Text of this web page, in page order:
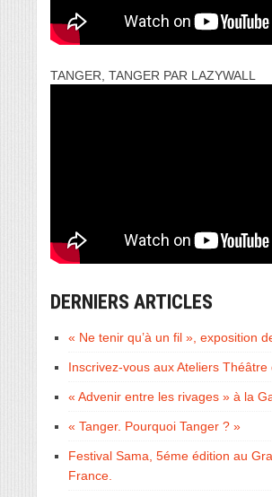
TANGER, TANGER PAR LAZYWALL
DERNIERS ARTICLES
« Ne tenir qu’à un fil », exposition
Inscrivez-vous aux Ateliers Théâtre
« Advenir entre les rivages » à la
« Tanger. Pourquoi Tanger ? »
Festival Sama, 5éme édition au
France.